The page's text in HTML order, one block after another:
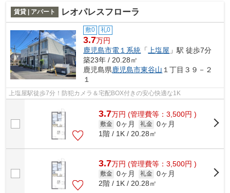
賃貸 | アパート レオパレスフローラ
敷0 礼0
3.7万円
鹿児島市電１系統 「 上塩屋 」駅 徒歩7分
築23年 / 20.28㎡
鹿児島県鹿児島市東谷山 １丁目３９－２
１
上塩屋駅徒歩7分！防犯カメラ＆宅配BOX付きの安心快適な1K
3.7万円 (管理費等：3,500円 )
敷金 0ヶ月 礼金 0ヶ月
1階 / 1K / 20.28㎡
3.7万円 (管理費等：3,500円 )
敷金 0ヶ月 礼金 0ヶ月
2階 / 1K / 20.28㎡